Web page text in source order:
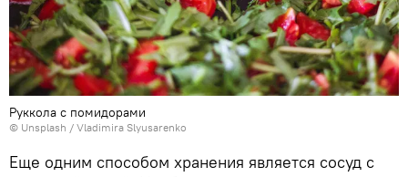
Руккола с помидорами
© Unsplash / Vladimira Slyusarenko
Еще одним способом хранения является сосуд с